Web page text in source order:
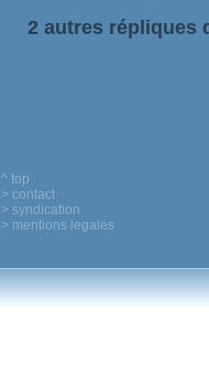
2 autres répliques
^ top
> contact
> syndication
> mentions legales